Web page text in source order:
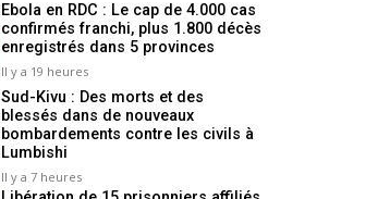
Ebola en RDC : Le cap de 4.000 cas
confirmés franchi, plus 1.800 décès
enregistrés dans 5 provinces
Il y a 19 heures
Sud-Kivu : Des morts et des
blessés dans de nouveaux
bombardements contre les civils à
Lumbishi
Il y a 7 heures